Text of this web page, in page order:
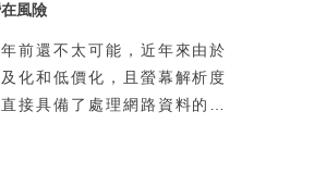
風險
前還不太可能，近年來由於
化和低價化，且螢幕解析度
接具備了處理網路資料的能